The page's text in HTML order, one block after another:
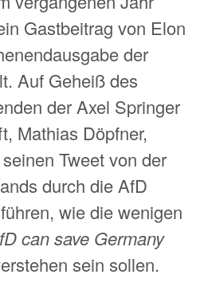
Gastbeitrag von Elon
der
Auf Geheiß des
der Axel Springer
Mathias Döpfner,
Tweet von der
durch die AfD
wie die wenigen
can save Germany
sein sollen.